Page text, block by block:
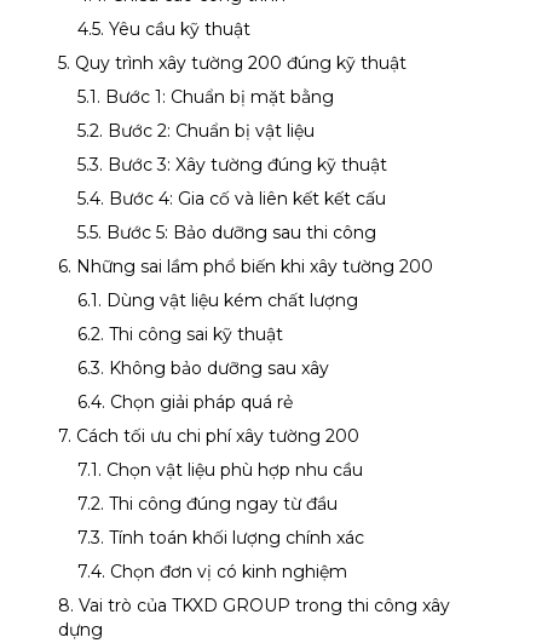
4.5. Yêu cầu kỹ thuật
5. Quy trình xây tường 200 đúng kỹ thuật
5.1. Bước 1: Chuẩn bị mặt bằng
5.2. Bước 2: Chuẩn bị vật liệu
5.3. Bước 3: Xây tường đúng kỹ thuật
5.4. Bước 4: Gia cố và liên kết kết cấu
5.5. Bước 5: Bảo dưỡng sau thi công
6. Những sai lầm phổ biến khi xây tường 200
6.1. Dùng vật liệu kém chất lượng
6.2. Thi công sai kỹ thuật
6.3. Không bảo dưỡng sau xây
6.4. Chọn giải pháp quá rẻ
7. Cách tối ưu chi phí xây tường 200
7.1. Chọn vật liệu phù hợp nhu cầu
7.2. Thi công đúng ngay từ đầu
7.3. Tính toán khối lượng chính xác
7.4. Chọn đơn vị có kinh nghiệm
8. Vai trò của TKXD GROUP trong thi công xây
dựng